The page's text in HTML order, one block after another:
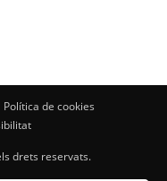
Política de cookies
drets reservats.